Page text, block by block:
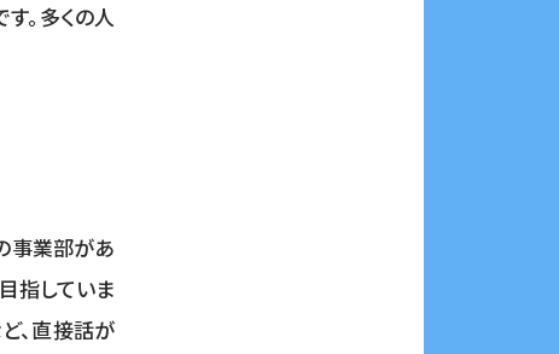
。多くの人
事業部があ
指していま
、直接話が